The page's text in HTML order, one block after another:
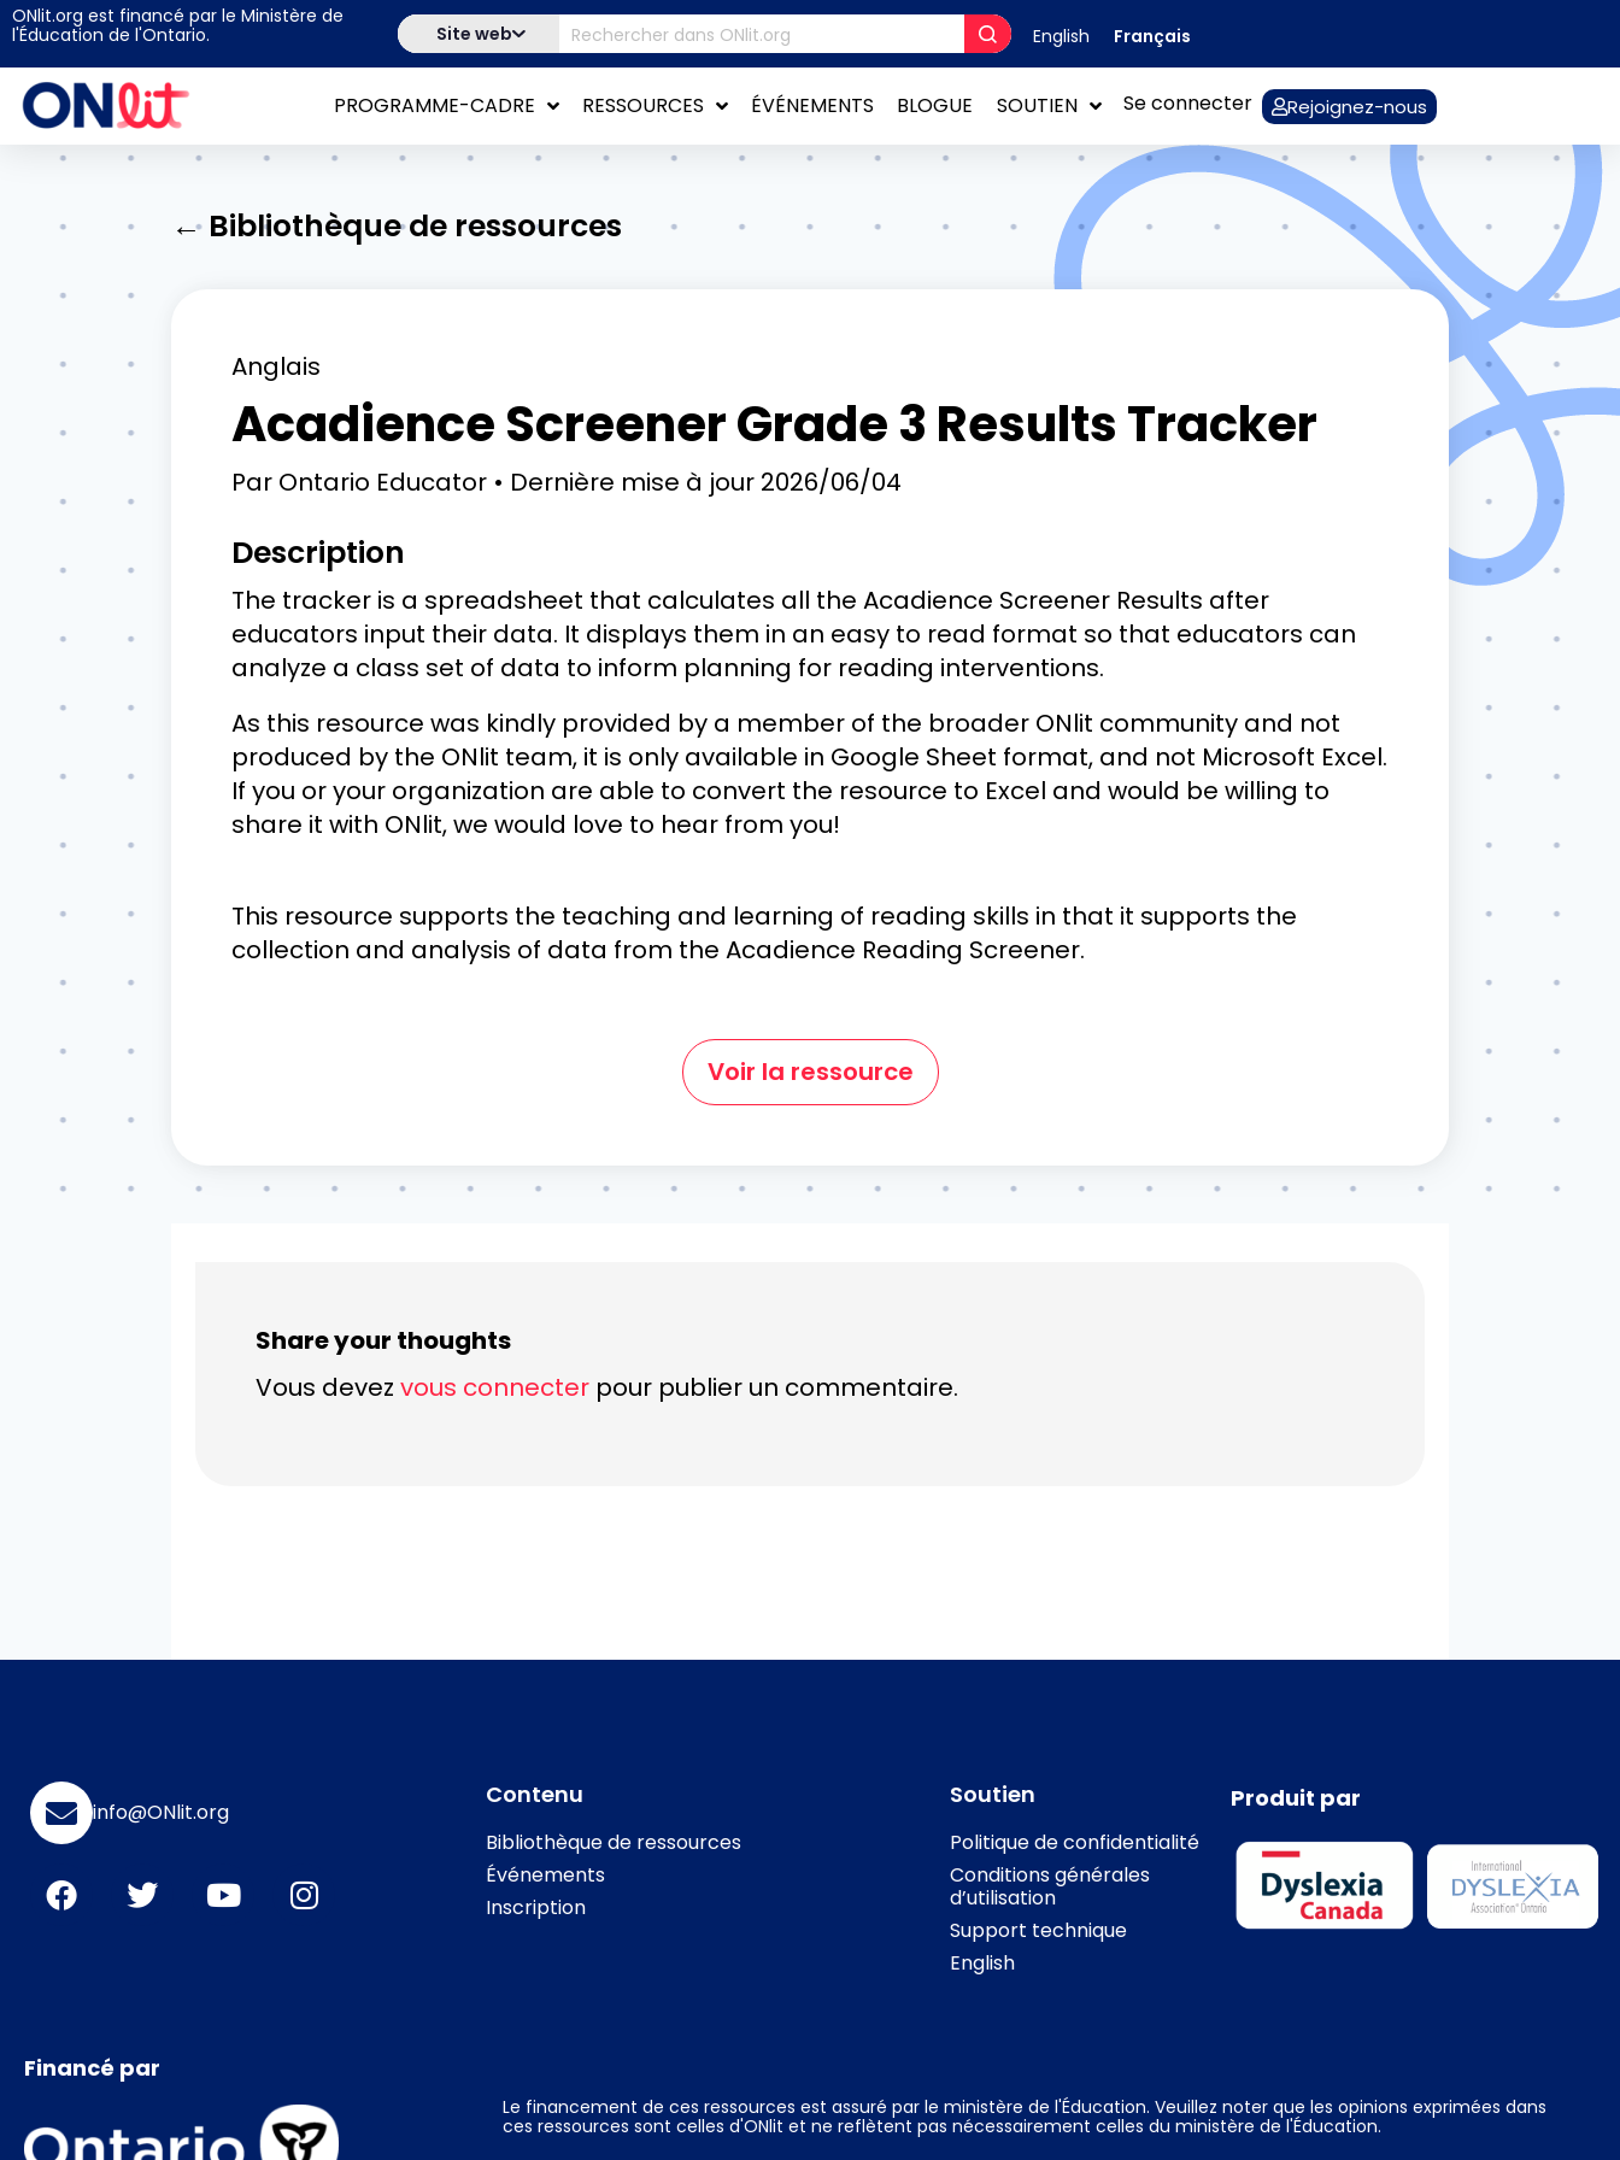
ONlit.org est financé par le Ministère de
l'Éducation de l'Ontario.
Site web English Français
PROGRAMME-CADRE RESSOURCES ÉVÉNEMENTS BLOGUE SOUTIEN Se connecter Rejoignez-nous
← Bibliothèque de ressources
Anglais
Acadience Screener Grade 3 Results Tracker
Par Ontario Educator Dernière mise à jour2026/06/04
Description
The tracker is a spreadsheet that calculates all the Acadience Screener Results after
educators input their data. It displays them in an easy to read format so that educators can
analyze a class set of data to inform planning for reading interventions.
As this resource was kindly provided by a member of the broader ONlit community and not
produced by the ONlit team, it is only available in Google Sheet format, and not Microsoft Excel.
If you or your organization are able to convert the resource to Excel and would be willing to
share it with ONlit, we would love to hear from you!
This resource supports the teaching and learning of reading skills in that it supports the
collection and analysis of data from the Acadience Reading Screener.
Voir la ressource
Share your thoughts
Vous devez vous connecter pour publier un commentaire.
info@ONlit.org
Contenu
Bibliothèque de ressources
Événements
Inscription
Soutien
Politique de confidentialité
Conditions générales
d’utilisation
Support technique
English
Produit par
Financé par
Le financement de ces ressources est assuré par le ministère de l'Éducation. Veuillez noter que les opinions exprimées dans
ces ressources sont celles d'ONlit et ne reflètent pas nécessairement celles du ministère de l'Éducation.